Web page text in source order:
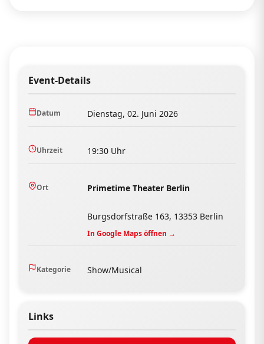
Event-Details
Datum Dienstag, 02. Juni 2026
Uhrzeit 19:30 Uhr
Ort Primetime Theater Berlin
Burgsdorfstraße 163, 13353 Berlin
In Google Maps öffnen →
Kategorie Show/Musical
Links